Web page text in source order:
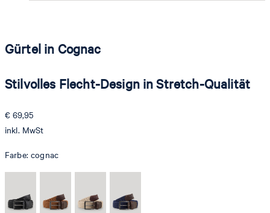
Gürtel in Cognac
Stilvolles Flecht-Design in Stretch-Qualität
€ 69,95
inkl. MwSt
Farbe:cognac